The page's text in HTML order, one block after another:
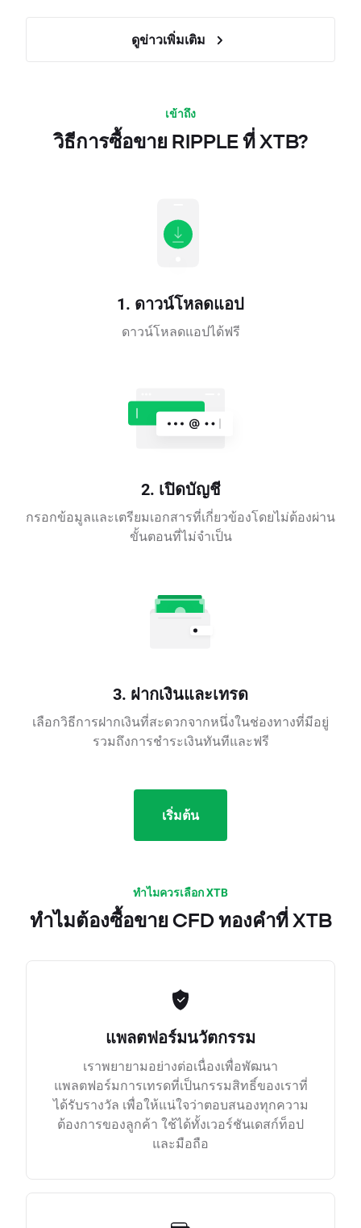
ดูข่าวเพิ่มเติม
เข้าถึง
วิธีการซื้อขาย RIPPLE ที่ XTB?
1. ดาวน์โหลดแอป
ดาวน์โหลดแอปได้ฟรี
2. เปิดบัญชี
กรอกข้อมูลและเตรียมเอกสารที่เกี่ยวข้องโดยไม่ต้องผ่าน
ขั้นตอนที่ไม่จำเป็น
3. ฝากเงินและเทรด
เลือกวิธีการฝากเงินที่สะดวกจากหนึ่งในช่องทางที่มีอยู่
รวมถึงการชำระเงินทันทีและฟรี
เริ่มต้น
ทำไมควรเลือก XTB
ทำไมต้องซื้อขาย CFD ทองคำที่ XTB
แพลตฟอร์มนวัตกรรม
เราพยายามอย่างต่อเนื่องเพื่อพัฒนา
แพลตฟอร์มการเทรดที่เป็นกรรมสิทธิ์ของเราที่
ได้รับรางวัล เพื่อให้แน่ใจว่าตอบสนองทุกความ
ต้องการของลูกค้า ใช้ได้ทั้งเวอร์ชันเดสก์ท็อป
และมือถือ